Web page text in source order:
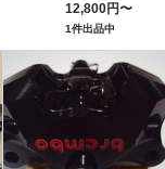
ーＡｓｓｙ ブラッ
バイクパーツセンタ
12,800円〜
1件出品中